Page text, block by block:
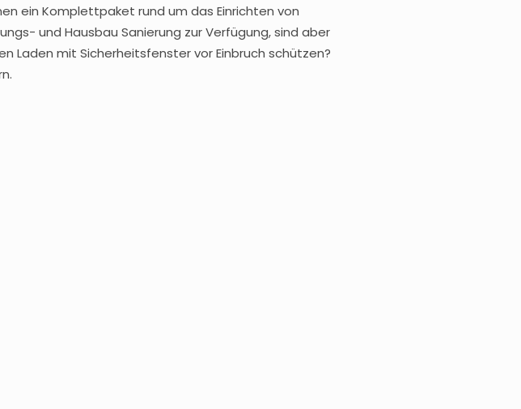
ein Komplettpaket rund um das Einrichten von
und Hausbau Sanierung zur Verfügung, sind aber
Laden mit Sicherheitsfenster vor Einbruch schützen?